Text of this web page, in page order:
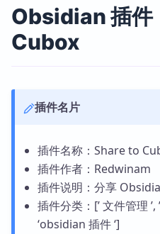
Obsidian 插
Cubox
插件名片
插件名称：Share to
插件作者：Redwinam
插件说明：分享
插件分类：[’ 文件管理 ’,
‘obsidian 插件 ‘]